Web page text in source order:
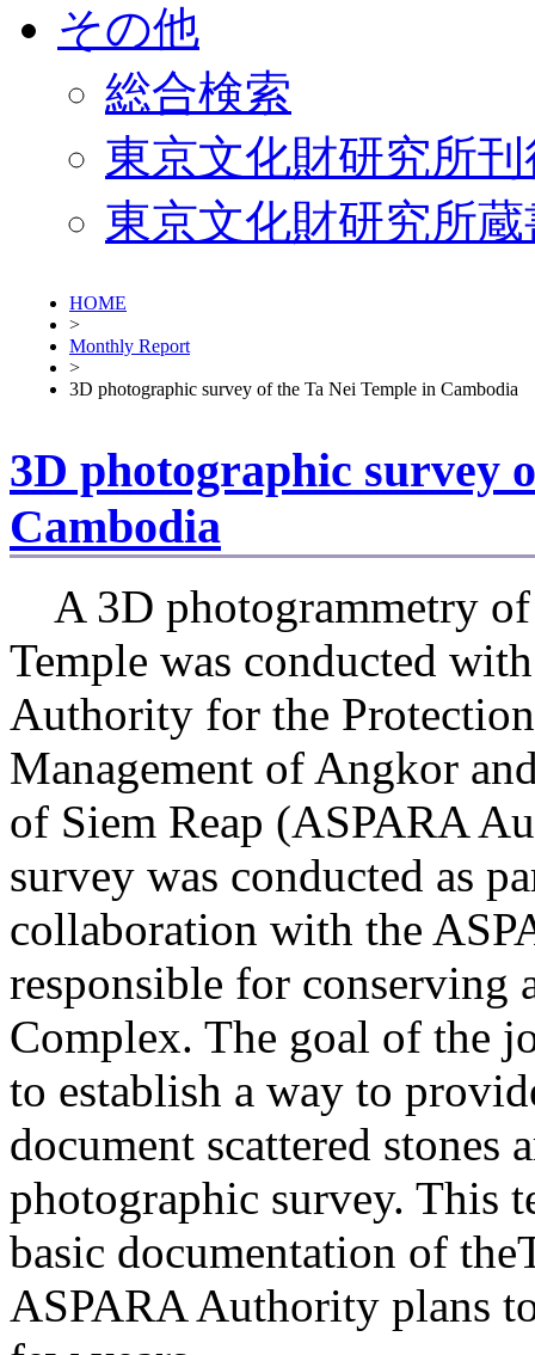
その他
総合検索
東京文化財研究所
東京文化財研究所
HOME
>
Monthly Report
>
3D photographic survey of the Ta Nei Temple in Cambodia
3D photographic survey
Cambodia
A 3D photogrammetry of
Temple was conducted
Authority for the
Management of Angkor
of Siem Reap (ASPARA
survey was conducted as
collaboration with the
responsible for conserving
Complex. The goal of the
to establish a way to
document scattered stones
photographic survey. This
basic documentation of
ASPARA Authority plans